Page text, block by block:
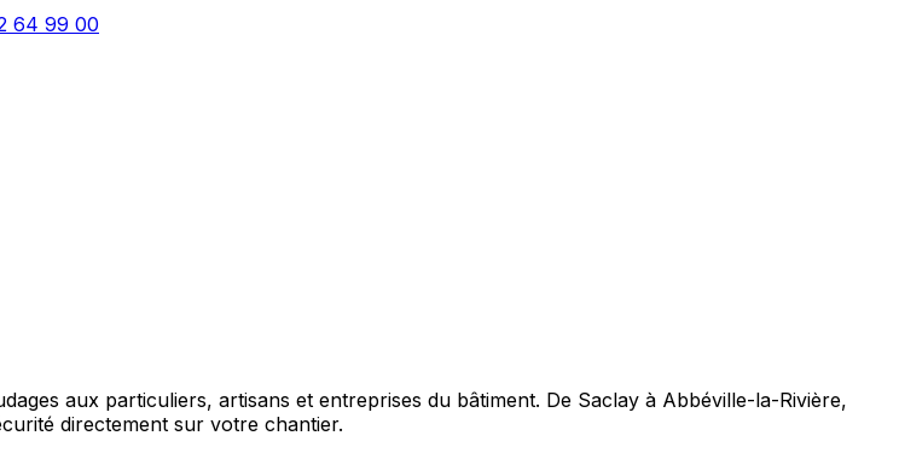
64 99 00
aux particuliers, artisans et entreprises du bâtiment. De Saclay à Abbéville-la-Rivière,
directement sur votre chantier.